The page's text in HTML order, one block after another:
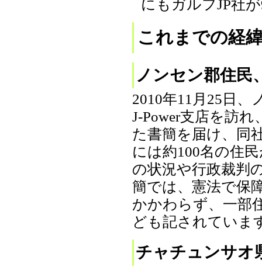
にもガルフJP社
これまでの経
ノンセン郡住民
2010年11月25日
J-Power支店を訪
た書簡を届け、同
には約100名の住
の状況や行政裁判
簡では、憲法で保
かかわらず、一部
ども記されていま
チャチュンサオ